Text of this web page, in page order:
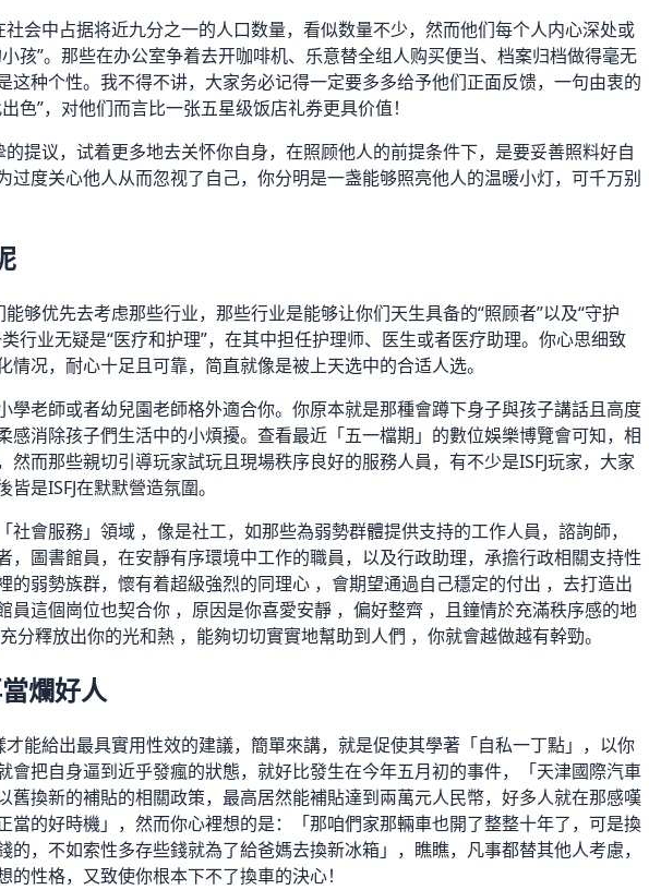
社会中占据将近九分之一的人口数量，看似数量不少，然而他们每个人内心深处或
孩”。那些在办公室争着去开咖啡机、乐意替全组人购买便当、档案归档做得毫无
这种个性。我不得不讲，大家务必记得一定要多多给予他们正面反馈，一句由衷的
色”，对他们而言比一张五星级饭店礼券更具价值！
的提议，试着更多地去关怀你自身，在照顾他人的前提条件下，是要妥善照料好自
过度关心他人从而忽视了自己，你分明是一盏能够照亮他人的温暖小灯，可千万别
够优先去考虑那些行业，那些行业是能够让你们天生具备的“照顾者”以及“守护
行业无疑是“医疗和护理”，在其中担任护理师、医生或者医疗助理。你心思细致
情况，耐心十足且可靠，简直就像是被上天选中的合适人选。
學老師或者幼兒園老師格外適合你。你原本就是那種會蹲下身子與孩子講話且高度
感消除孩子們生活中的小煩擾。查看最近「五一檔期」的數位娛樂博覽會可知，相
然而那些親切引導玩家試玩且現場秩序良好的服務人員，有不少是ISFJ玩家，大家
是ISFJ在默默營造氛圍。
社會服務」領域 ，像是社工，如那些為弱勢群體提供支持的工作人員，諮詢師，
，圖書館員，在安靜有序環境中工作的職員，以及行政助理，承擔行政相關支持性
的弱勢族群，懷有着超級強烈的同理心 ，會期望通過自己穩定的付出 ，去打造出
員這個崗位也契合你 ，原因是你喜愛安靜 ，偏好整齊 ，且鐘情於充滿秩序感的地
分釋放出你的光和熱 ，能夠切切實實地幫助到人們 ，你就會越做越有幹勁。
爛好人
才能給出最具實用性效的建議，簡單來講，就是促使其學著「自私一丁點」，以你
會把自身逼到近乎發瘋的狀態，就好比發生在今年五月初的事件，「天津國際汽車
舊換新的補貼的相關政策，最高居然能補貼達到兩萬元人民幣，好多人就在那感嘆
當的好時機」，然而你心裡想的是：「那咱們家那輛車也開了整整十年了，可是換
的，不如索性多存些錢就為了給爸媽去換新冰箱」，瞧瞧，凡事都替其他人考慮，
性格，又致使你根本下不了換車的決心！